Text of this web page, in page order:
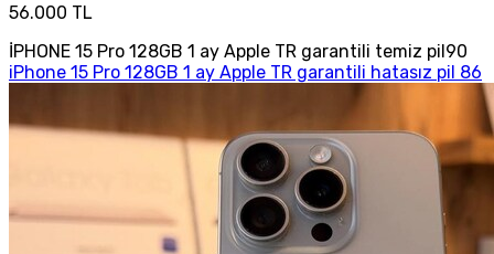
56.000 TL
İPHONE 15 Pro 128GB 1 ay Apple TR garantili temiz pil90
iPhone 15 Pro 128GB 1 ay Apple TR garantili hatasız pil 86